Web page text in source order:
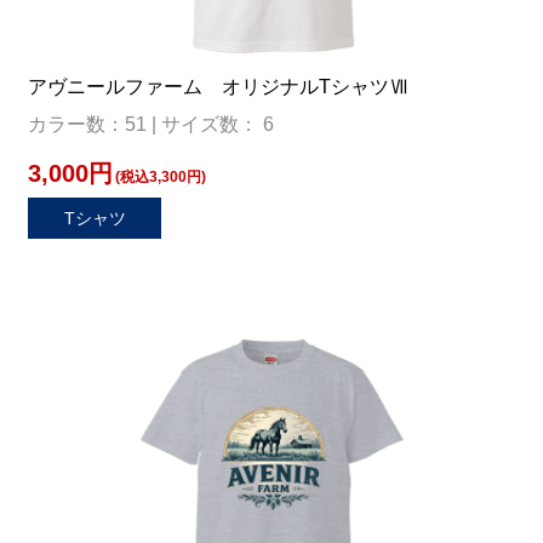
アヴニールファーム オリジナルTシャツⅦ
カラー数：51 | サイズ数： 6
3,000円 (税込3,300円)
Tシャツ